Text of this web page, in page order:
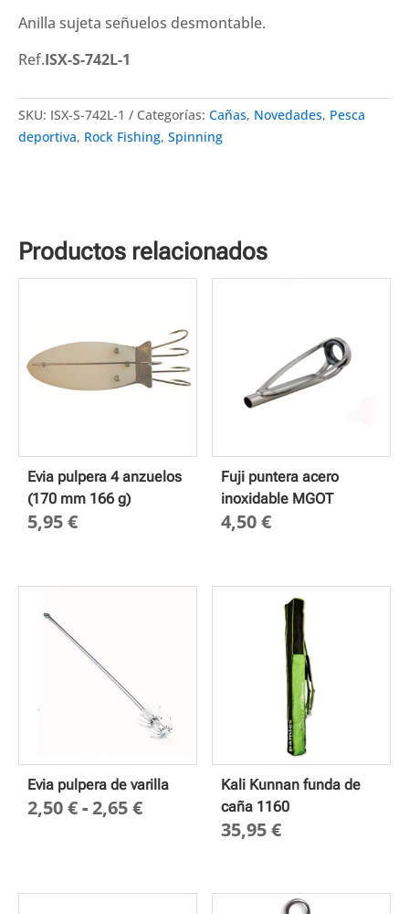
Anilla sujeta señuelos desmontable.
Ref.ISX-S-742L-1
SKU: ISX-S-742L-1 Categorías: Cañas, Novedades, Pesca
deportiva, Rock Fishing, Spinning
Productos relacionados
Evia pulpera 4 anzuelos
(170 mm 166 g)
5,95€
Fuji puntera acero
inoxidable MGOT
4,50€
Evia pulpera de varilla
2,50€-2,65€Rango
2,50 €
Kali Kunnan funda de
caña 1160
35,95€